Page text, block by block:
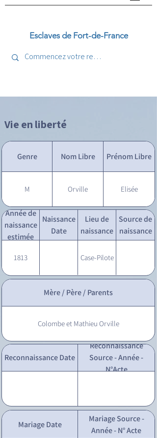
Esclaves de Fort-de-France
Vie en liberté
Genre Nom Libre Prénom Libre
M Orville Elisée
Année de
naissance
estimée
Naissance
Date
Lieu de
naissance
Source de
naissance
1813 Case-Pilote
Mère / Père / Parents
Colombe et Mathieu Orville
Reconnaissance Date
Reconnaissance
Source - Année -
N°Acte
Mariage Date
Mariage Source -
Année - N° Acte